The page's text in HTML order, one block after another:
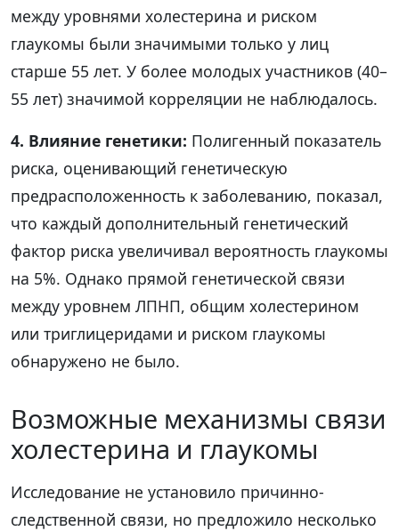
между уровнями холестерина и риском
глаукомы были значимыми только у лиц
старше 55 лет. У более молодых участников (40–
55 лет) значимой корреляции не наблюдалось.
4. Влияние генетики: Полигенный показатель
риска, оценивающий генетическую
предрасположенность к заболеванию, показал,
что каждый дополнительный генетический
фактор риска увеличивал вероятность глаукомы
на 5%. Однако прямой генетической связи
между уровнем ЛПНП, общим холестерином
или триглицеридами и риском глаукомы
обнаружено не было.
Возможные механизмы связи
холестерина и глаукомы
Исследование не установило причинно-
следственной связи, но предложило несколько